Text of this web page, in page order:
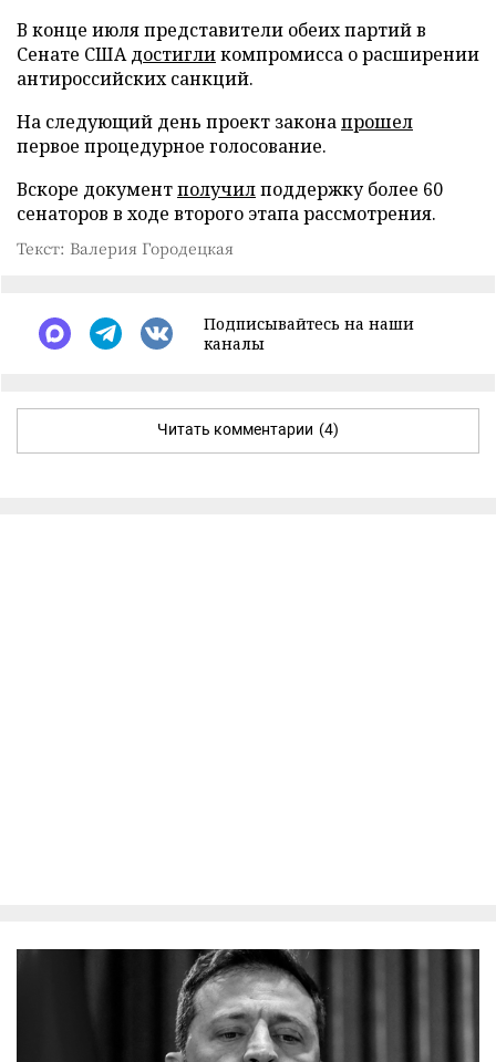
В конце июля представители обеих партий в
Сенате СШАдостигликомпромисса о расширении
антироссийских санкций.
На следующий день проект законапрошел
первое процедурное голосование.
Вскоре документполучилподдержку более 60
сенаторов в ходе второго этапа рассмотрения.
Текст: Валерия Городецкая
Подписывайтесь на наши
каналы
Читать комментарии (4)